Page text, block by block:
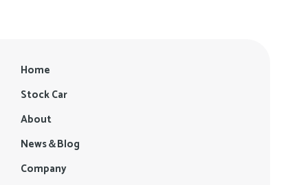
Home
Stock Car
About
News＆Blog
Company